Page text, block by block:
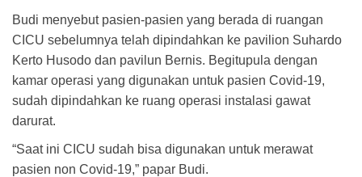
Budi menyebut pasien-pasien yang berada di ruangan
CICU sebelumnya telah dipindahkan ke pavilion Suhardo
Kerto Husodo dan pavilun Bernis. Begitupula dengan
kamar operasi yang digunakan untuk pasien Covid-19,
sudah dipindahkan ke ruang operasi instalasi gawat
darurat.
“Saat ini CICU sudah bisa digunakan untuk merawat
pasien non Covid-19,” papar Budi.